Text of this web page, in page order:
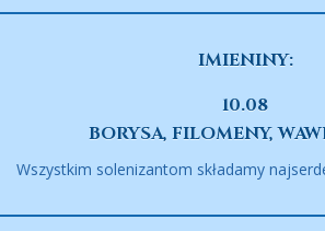
IMIENINY:
10.08
BORYSA, FILOMENY,
Wszystkim solenizantom składamy